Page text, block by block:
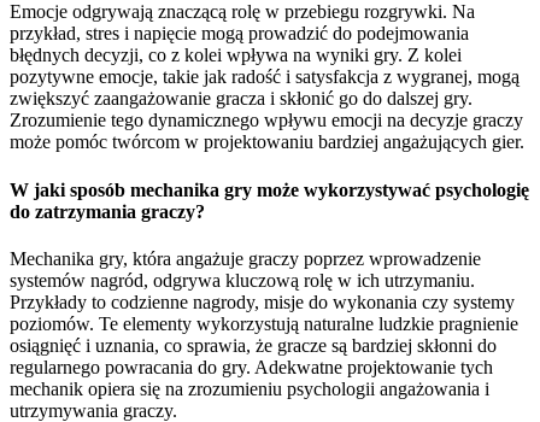
Emocje odgrywają znaczącą rolę w przebiegu rozgrywki. Na
przykład, stres i napięcie mogą prowadzić do podejmowania
błędnych decyzji, co z kolei wpływa na wyniki gry. Z kolei
pozytywne emocje, takie jak radość i satysfakcja z wygranej, mogą
zwiększyć zaangażowanie gracza i skłonić go do dalszej gry.
Zrozumienie tego dynamicznego wpływu emocji na decyzje graczy
może pomóc twórcom w projektowaniu bardziej angażujących gier.
W jaki sposób mechanika gry może wykorzystywać psychologię
do zatrzymania graczy?
Mechanika gry, która angażuje graczy poprzez wprowadzenie
systemów nagród, odgrywa kluczową rolę w ich utrzymaniu.
Przykłady to codzienne nagrody, misje do wykonania czy systemy
poziomów. Te elementy wykorzystują naturalne ludzkie pragnienie
osiągnięć i uznania, co sprawia, że gracze są bardziej skłonni do
regularnego powracania do gry. Adekwatne projektowanie tych
mechanik opiera się na zrozumieniu psychologii angażowania i
utrzymywania graczy.